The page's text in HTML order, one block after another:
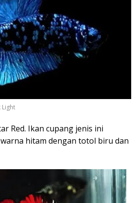
Light
Red. Ikan cupang jenis ini
hitam dengan totol biru dan